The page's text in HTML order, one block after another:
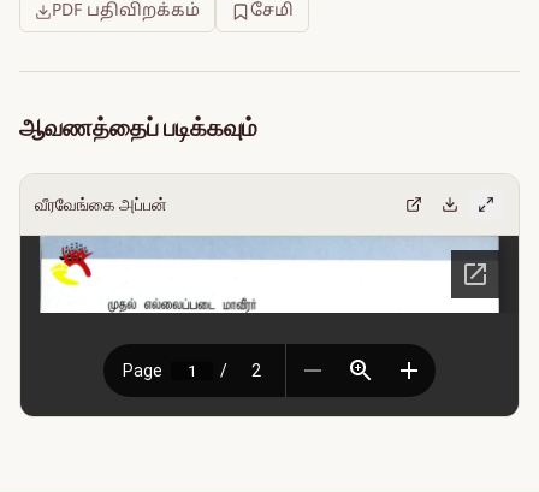
PDF பதிவிறக்கம்
சேமி
ஆவணத்தைப் படிக்கவும்
வீரவேங்கை அப்பன்